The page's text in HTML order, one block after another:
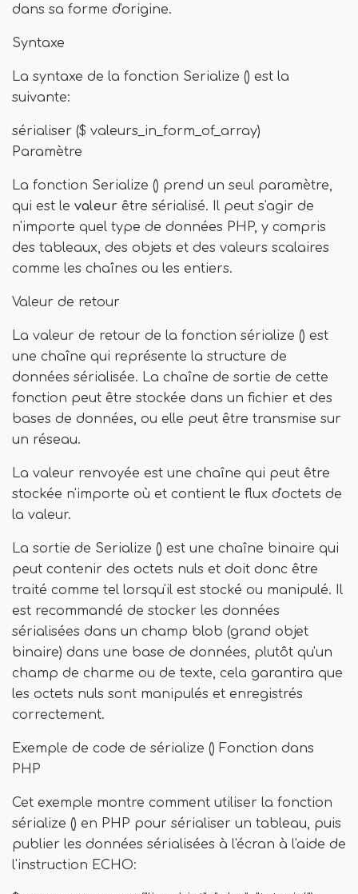
dans sa forme d'origine.
Syntaxe
La syntaxe de la fonction Serialize () est la
suivante:
sérialiser ($ valeurs_in_form_of_array)
Paramètre
La fonction Serialize () prend un seul paramètre,
qui est le valeur être sérialisé. Il peut s'agir de
n'importe quel type de données PHP, y compris
des tableaux, des objets et des valeurs scalaires
comme les chaînes ou les entiers.
Valeur de retour
La valeur de retour de la fonction sérialize () est
une chaîne qui représente la structure de
données sérialisée. La chaîne de sortie de cette
fonction peut être stockée dans un fichier et des
bases de données, ou elle peut être transmise sur
un réseau.
La valeur renvoyée est une chaîne qui peut être
stockée n'importe où et contient le flux d'octets de
la valeur.
La sortie de Serialize () est une chaîne binaire qui
peut contenir des octets nuls et doit donc être
traité comme tel lorsqu'il est stocké ou manipulé. Il
est recommandé de stocker les données
sérialisées dans un champ blob (grand objet
binaire) dans une base de données, plutôt qu'un
champ de charme ou de texte, cela garantira que
les octets nuls sont manipulés et enregistrés
correctement.
Exemple de code de sérialize () Fonction dans
PHP
Cet exemple montre comment utiliser la fonction
sérialize () en PHP pour sérialiser un tableau, puis
publier les données sérialisées à l'écran à l'aide de
l'instruction ECHO: